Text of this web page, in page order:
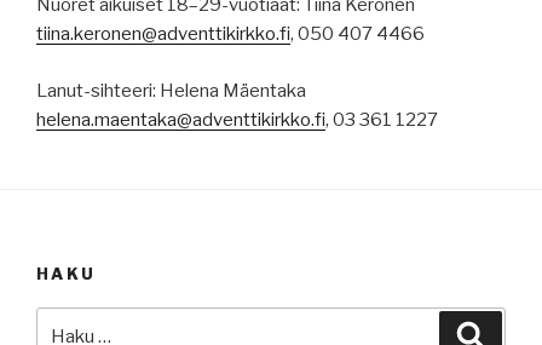
Nuoret aikuiset 18–29-vuotiaat: Tiina Keronen
tiina.keronen@adventtikirkko.fi, 050 407 4466
Lanut-sihteeri: Helena Mäentaka
helena.maentaka@adventtikirkko.fi, 03 361 1227
HAKU